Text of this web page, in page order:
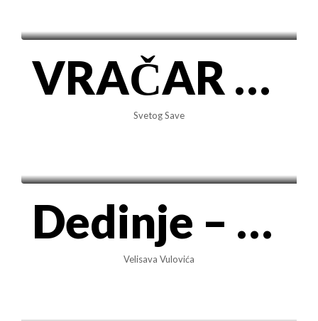
VRAČAR kod Hrama – Luksuzan trosoban stan 75m² sa PARKINGOM
Svetog Save
Dedinje – Velisava Vulovića | 3.0 namšten stan 98m2 sa garažom, PR
Velisava Vulovića